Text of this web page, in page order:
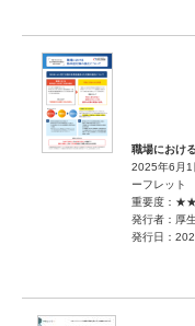
職場におけ
2025年6月1
ーフレット
重要度：
発行者：厚
発行日：